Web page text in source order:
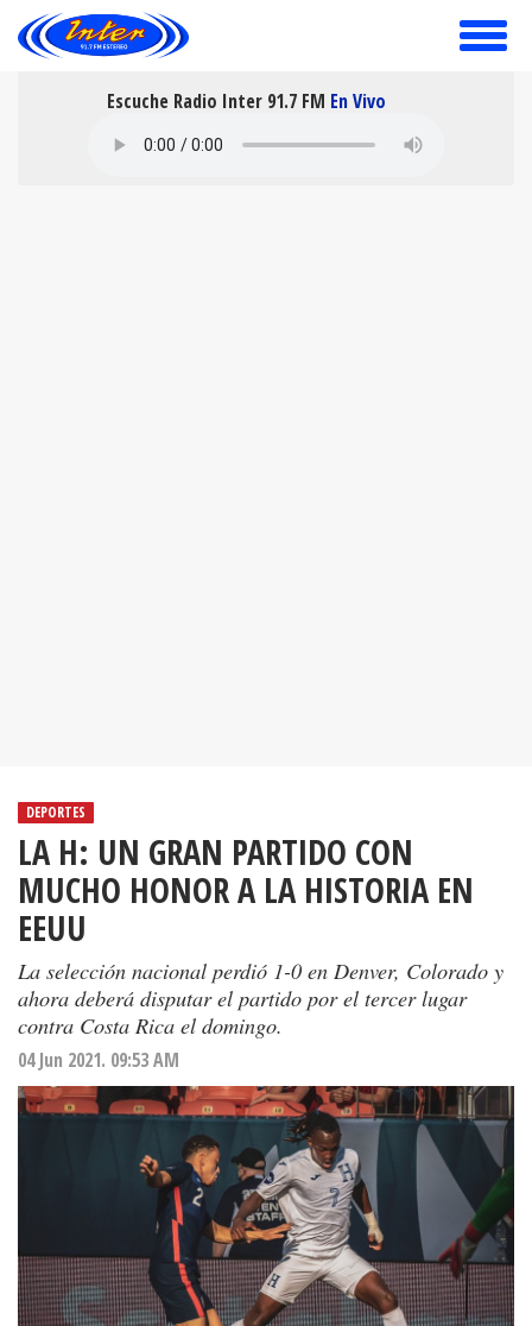
toggle
Escuche Radio Inter 91.7 FM En Vivo
DEPORTES
LA H: UN GRAN PARTIDO CON
MUCHO HONOR A LA HISTORIA EN
EEUU
La selección nacional perdió 1-0 en Denver, Colorado y
ahora deberá disputar el partido por el tercer lugar
contra Costa Rica el domingo.
04 Jun 2021. 09:53 AM